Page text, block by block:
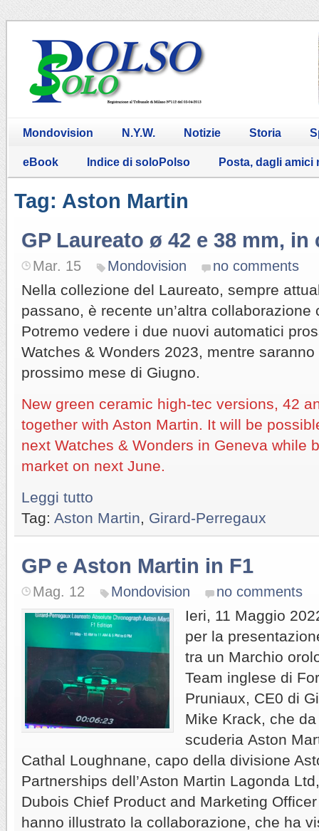
Mondovision N.Y.W. Notizie Storia
eBook Indice di soloPolso Posta, dagli amici
Tag: Aston Martin
GP Laureato ø 42 e 38 mm, in
Mar. 15 Mondovision no comments
Nella collezione del Laureato, sempre
passano, è recente un’altra collaborazione
Potremo vedere i due nuovi automatici
Watches & Wonders 2023, mentre
prossimo mese di Giugno.
New green ceramic high-tec versions, 42
together with Aston Martin. It will be
next Watches & Wonders in Geneva while
market on next June.
Leggi tutto
Tag: Aston Martin Girard-Perregaux
GP e Aston Martin in F1
Mag. 12 Mondovision no comments
Ieri, 11 Maggio
per la
tra un Marchio
Team inglese di
Pruniaux, CE0 di
Mike Krack, che
scuderia Aston
Cathal Loughnane, capo della divisione
Partnerships dell’Aston Martin Lagonda
Dubois Chief Product and Marketing
hanno illustrato la collaborazione, che ha